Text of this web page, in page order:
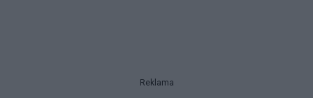
Reklama